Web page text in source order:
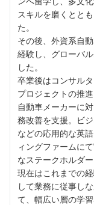
スキルを磨くとと
た。
その後、外資系自
経験し、グローバ
した。
卒業後はコンサル
プロジェクトの推
自動車メーカーに
務改善を支援。ビ
などの応用的な英
ィングファームに
なステークホルダ
現在はこれまでの
して業務に従事し
て、幅広い層の学